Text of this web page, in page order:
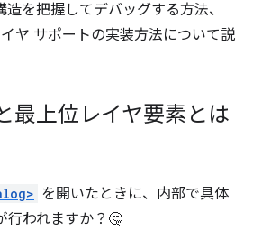
を把握してデバッグする方法、
ヤ サポートの実装方法について説
最上位レイヤ要素とは
を開いたときに、内部で具体
行われますか？🤔